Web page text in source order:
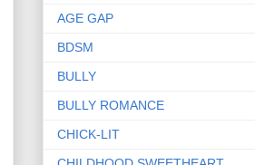
AGE GAP
BDSM
BULLY
BULLY ROMANCE
CHICK-LIT